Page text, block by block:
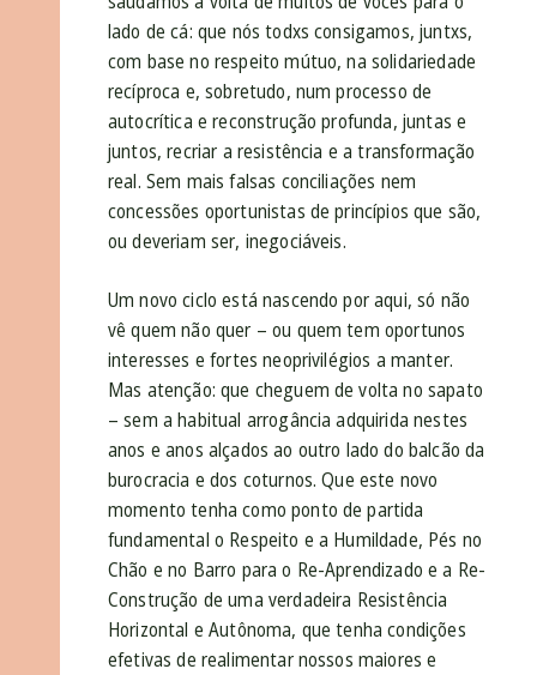
lado de cá: que nós todxs consigamos, juntxs,
com base no respeito mútuo, na solidariedade
recíproca e, sobretudo, num processo de
autocrítica e reconstrução profunda, juntas e
juntos, recriar a resistência e a transformação
real. Sem mais falsas conciliações nem
concessões oportunistas de princípios que são,
ou deveriam ser, inegociáveis.
Um novo ciclo está nascendo por aqui, só não
vê quem não quer – ou quem tem oportunos
interesses e fortes neoprivilégios a manter.
Mas atenção: que cheguem de volta no sapato
– sem a habitual arrogância adquirida nestes
anos e anos alçados ao outro lado do balcão da
burocracia e dos coturnos. Que este novo
momento tenha como ponto de partida
fundamental o Respeito e a Humildade, Pés no
Chão e no Barro para o Re-Aprendizado e a Re-
Construção de uma verdadeira Resistência
Horizontal e Autônoma, que tenha condições
efetivas de realimentar nossos maiores e